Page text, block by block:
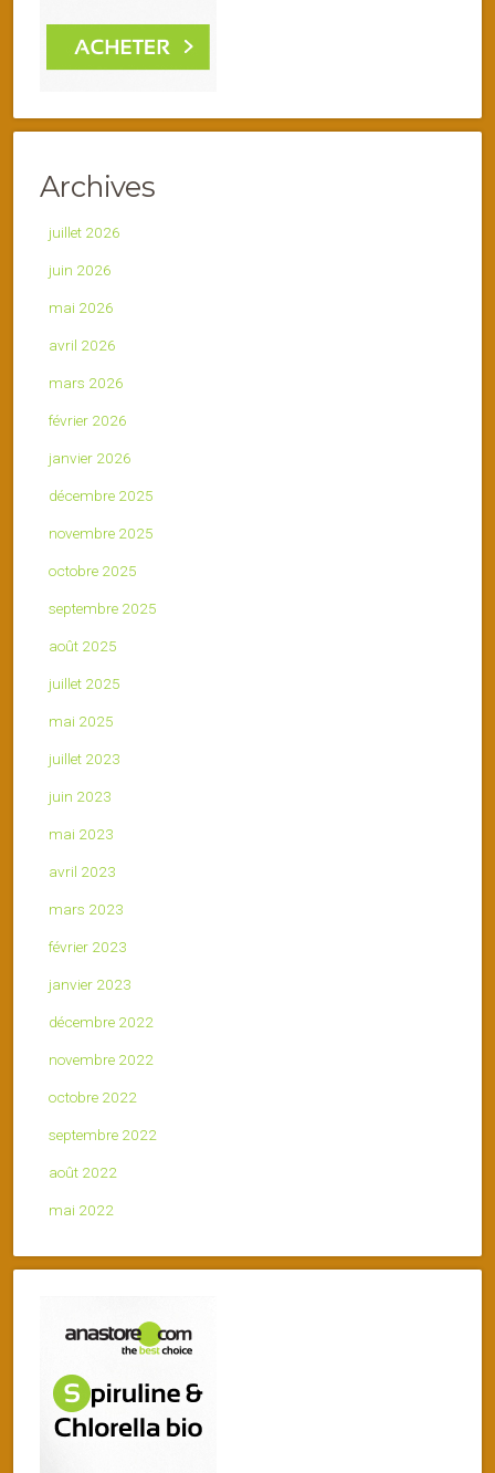
Archives
juillet 2026
juin 2026
mai 2026
avril 2026
mars 2026
février 2026
janvier 2026
décembre 2025
novembre 2025
octobre 2025
septembre 2025
août 2025
juillet 2025
mai 2025
juillet 2023
juin 2023
mai 2023
avril 2023
mars 2023
février 2023
janvier 2023
décembre 2022
novembre 2022
octobre 2022
septembre 2022
août 2022
mai 2022